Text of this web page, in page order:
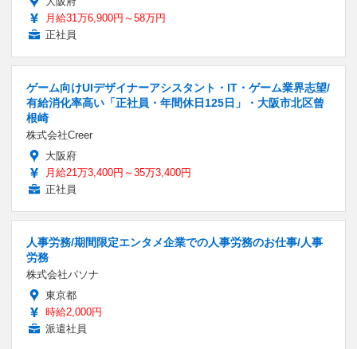
月給31万6,900円～58万円
正社員
ゲーム向けUIデザイナーアシスタント・IT・ゲーム業界志望/
有給消化率高い「正社員・年間休日125日」・大阪市北区曾
根崎
株式会社Creer
大阪府
月給21万3,400円～35万3,400円
正社員
人事労務/期間限定エンタメ企業での人事労務のお仕事/人事
労務
株式会社パソナ
東京都
時給2,000円
派遣社員